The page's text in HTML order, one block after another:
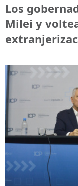
Los
Milei y